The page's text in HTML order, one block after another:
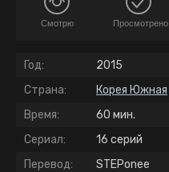
Смотрю Просмотрено
Год:
2015
Страна:
Корея Южная
Время:
60 мин.
Сериал:
16 серий
Перевод:
STEPonee